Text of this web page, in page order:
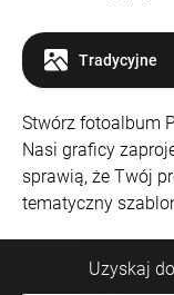
Tradycyjne
Stwórz fotoalbum
Nasi graficy
sprawią, że Twój
tematyczny
Uzyskaj